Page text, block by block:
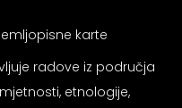
karte
radove iz područja
etnologije,